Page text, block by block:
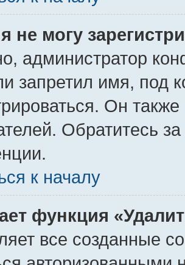
не могу
администратор
запретил имя, под
Он
Обратитесь
к началу
функция
все созданные